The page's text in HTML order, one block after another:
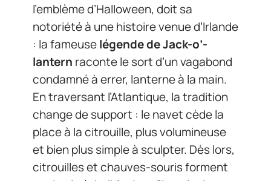
l’emblème d’Halloween, doit sa
notoriété à une histoire venue d’Irlande
: la fameuselégende de Jack-o’-
lantern raconte le sort d’un vagabond
condamné à errer, lanterne à la main.
En traversant l’Atlantique, la tradition
change de support : le navet cède la
place à la citrouille, plus volumineuse
et bien plus simple à sculpter. Dès lors,
citrouilles et chauves-souris forment